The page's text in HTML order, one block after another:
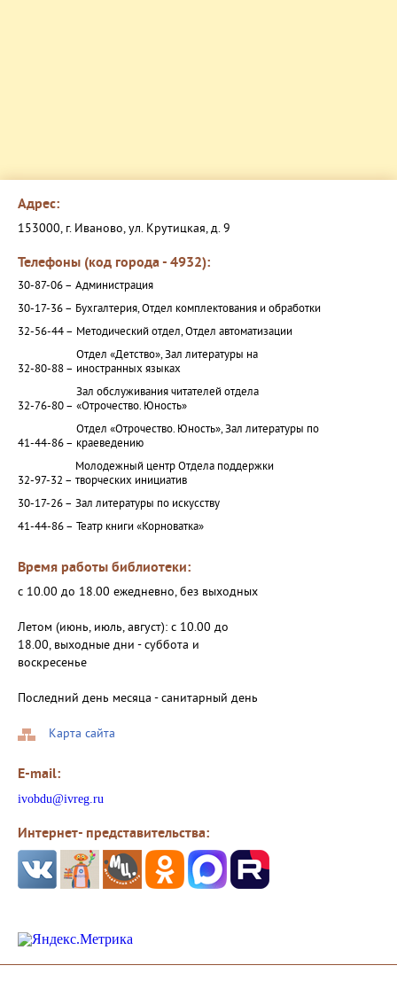
Адрес:
153000, г. Иваново, ул. Крутицкая, д. 9
Телефоны (код города - 4932):
30-87-06 – Администрация
30-17-36 – Бухгалтерия, Отдел комплектования и обработки
32-56-44 – Методический отдел, Отдел автоматизации
32-80-88 –
Отдел «Детство», Зал литературы на
иностранных языках
32-76-80 –
Зал обслуживания читателей отдела
«Отрочество. Юность»
41-44-86 –
Отдел «Отрочество. Юность», Зал литературы по
краеведению
32-97-32 –
Молодежный центр Отдела поддержки
творческих инициатив
30-17-26 – Зал литературы по искусству
41-44-86 – Театр книги «Корноватка»
Время работы библиотеки:
с 10.00 до 18.00 ежедневно, без выходных
Летом (июнь, июль, август): с 10.00 до
18.00, выходные дни - суббота и
воскресенье
Последний день месяца - санитарный день
Карта сайта
E-mail:
ivobdu@ivreg.ru
Интернет- представительства: